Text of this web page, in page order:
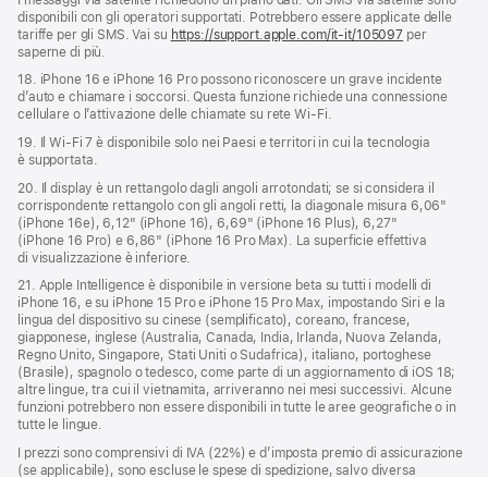
disponibili con gli operatori supportati. Potrebbero essere applicate delle
tariffe per gli SMS. Vai su https://support.apple.com/it-it/105097 per
saperne di più.
18. iPhone 16 e iPhone 16 Pro possono riconoscere un grave incidente
d’auto e chiamare i soccorsi. Questa funzione richiede una connessione
cellulare o l’attivazione delle chiamate su rete Wi‑Fi.
19. Il Wi‑Fi 7 è disponibile solo nei Paesi e territori in cui la tecnologia
è supportata.
20. Il display è un rettangolo dagli angoli arrotondati; se si considera il
corrispondente rettangolo con gli angoli retti, la diagonale misura 6,06"
(iPhone 16e), 6,12" (iPhone 16), 6,69" (iPhone 16 Plus), 6,27"
(iPhone 16 Pro) e 6,86" (iPhone 16 Pro Max). La superficie effettiva
di visualizzazione è inferiore.
21. Apple Intelligence è disponibile in versione beta su tutti i modelli di
iPhone 16, e su iPhone 15 Pro e iPhone 15 Pro Max, impostando Siri e la
lingua del dispositivo su cinese (semplificato), coreano, francese,
giapponese, inglese (Australia, Canada, India, Irlanda, Nuova Zelanda,
Regno Unito, Singapore, Stati Uniti o Sudafrica), italiano, portoghese
(Brasile), spagnolo o tedesco, come parte di un aggiornamento di iOS 18;
altre lingue, tra cui il vietnamita, arriveranno nei mesi successivi. Alcune
funzioni potrebbero non essere disponibili in tutte le aree geografiche o in
tutte le lingue.
I prezzi sono comprensivi di IVA (22%) e d’imposta premio di assicurazione
(se applicabile), sono escluse le spese di spedizione, salvo diversa